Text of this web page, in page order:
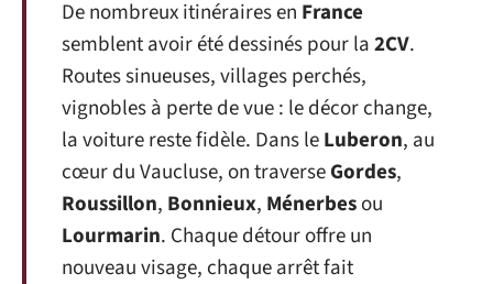
De nombreux itinéraires en France
semblent avoir été dessinés pour la2CV.
Routes sinueuses, villages perchés,
vignobles à perte de vue : le décor change,
la voiture reste fidèle. Dans leLuberon, au
cœur du Vaucluse, on traverseGordes,
Roussillon, Bonnieux, Ménerbesou
Lourmarin. Chaque détour offre un
nouveau visage, chaque arrêt fait